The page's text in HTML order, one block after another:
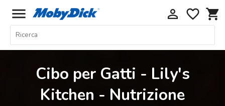
menu perm_identity favorite_border shopping_cart
Home
Cibo per Gatti - Lily's
Kitchen - Nutrizione